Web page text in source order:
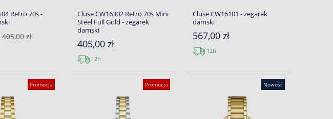
Retro 70s -
405,00 zł
Cluse CW16302 Retro 70s Mini
Steel Full Gold - zegarek
damski
405,00 zł
12h
Cluse CW16101 - zegarek
damski
567,00 zł
12h
Promocja Promocja Nowość